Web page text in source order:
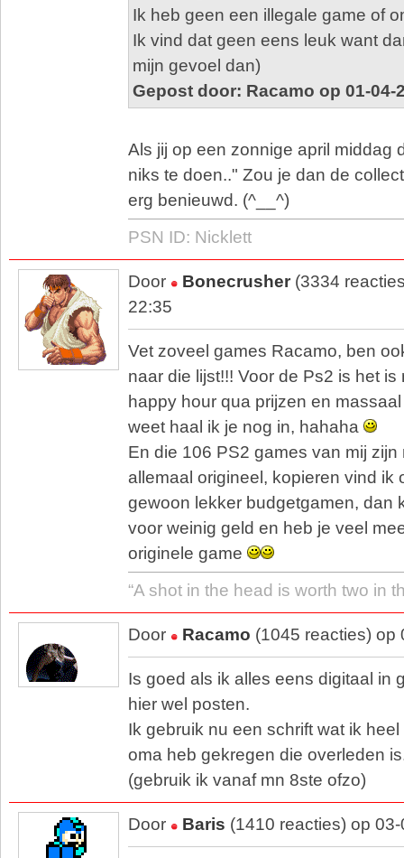
Ik heb geen een illegale game of
Ik vind dat geen eens leuk want
mijn gevoel dan)
Gepost door: Racamo op 01-04-
Als jij op een zonnige april middag
niks te doen.." Zou je dan de
erg benieuwd. (^__^)
PSN ID: Nicklett
Door Bonecrusher (3334
22:35
Vet zoveel games Racamo, ben
naar die lijst!!! Voor de Ps2 is het
happy hour qua prijzen en
weet haal ik je nog in, hahaha
En die 106 PS2 games van mij zijn
allemaal origineel, kopieren vind ik
gewoon lekker budgetgamen, dan
voor weinig geld en heb je veel
originele game
“A shot in the head is worth two in
Door Racamo (1045 reacties) op
Is goed als ik alles eens digitaal in
hier wel posten.
Ik gebruik nu een schrift wat ik
oma heb gekregen die overleden
(gebruik ik vanaf mn 8ste ofzo)
Door Baris (1410 reacties) op